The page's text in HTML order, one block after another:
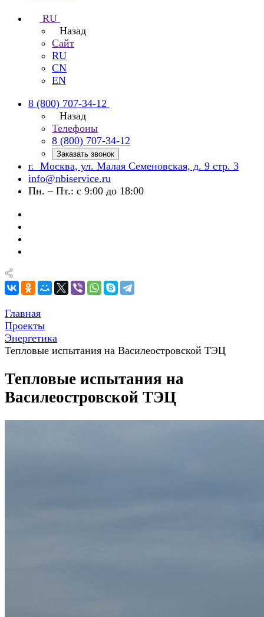
RU
Назад
Сайт
RU
CN
EN
8 (800) 707-34-12
Назад
Телефоны
8 (800) 707-34-12
Заказать звонок
г. Москва, ул. Малая Семеновская, д. 9 стр. 3
info@nbiservice.ru
Пн. – Пт.: с 9:00 до 18:00
Главная
Проекты
Энергетика
Тепловые испытания на Василеостровской ТЭЦ
Тепловые испытания на
Василеостровской ТЭЦ